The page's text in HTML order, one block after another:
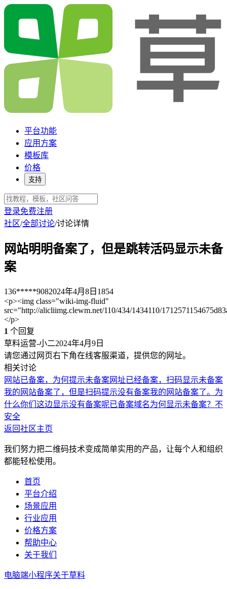
平台功能
应用方案
模板库
价格
支持
登录免费注册
社区/全部讨论/讨论详情
网站明明备案了，但是跳转活码显示未备
案
136*****9082024年4月8日 1854
<p><img class="wiki-img-fluid"
src="http://alicliimg.clewm.net/110/434/1434110/
</p>
1 个回复
草料运营-小二2024年4月9日
请您通过网页右下角在线客服渠道，提供您的网址。
相关讨论
网站已备案，为何提示未备案网址已经备案，扫码显示未备案
我的网站备案了，但是扫码提示没有备案我的网站备案了。为
什么你们这边显示没有备案呢已备案域名为何显示未备案？不
安全
返回社区主页
我们努力把二维码技术变成简单实用的产品，让每个人和组织
都能轻松使用。
首页
平台介绍
场景应用
行业应用
价格方案
帮助中心
关于我们
电脑端小程序关于草料